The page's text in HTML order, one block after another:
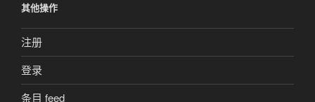
其他操作
注册
登录
条目 feed